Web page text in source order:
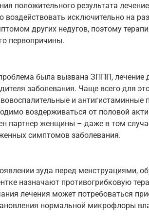
положительного результата
воздействовать исключительно на
других недугов, поэтому
первопричины.
была вызвана ЗППП, лечение
заболевания. Чаще всего для
и антигистаминные
воздерживаться от половой
партнер женщины – даже в том
симптомов заболевания.
зуда перед менструациями,
назначают противогрибковую
лечения может потребоваться
нормальной микрофлоры